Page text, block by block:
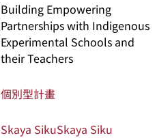
Building Empowering
Partnerships with Indigenous
Experimental Schools and
their Teachers
個別型計畫
Skaya SikuSkaya Siku